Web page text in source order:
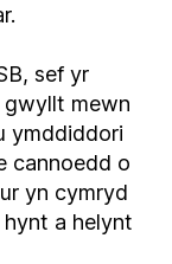
sef yr
mewn
ymddiddori
cannoedd o
yn cymryd
hynt a helynt